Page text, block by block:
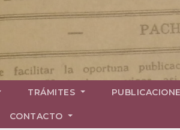
TRÁMITES
CONTACTO